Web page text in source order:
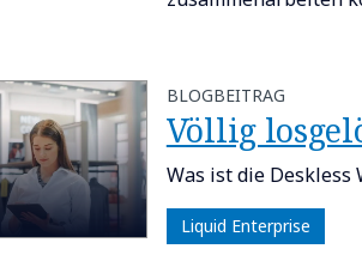
BLOGBEITRAG
Völlig
Was ist die
Liquid Enterprise